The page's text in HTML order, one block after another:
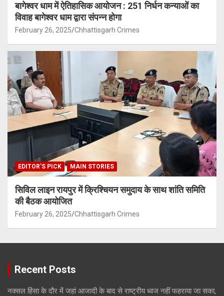
बागेश्वर धाम में ऐतिहासिक आयोजन : 251 निर्धन कन्याओं का
विवाह बागेश्वर धाम द्वारा संपन्न होगा
February 26, 2025 Chhattisgarh Crimes
EDITOR'S PICK MAIN STORIES
सिविल लाइन रायपुर में क्रिश्चियन समुदाय के साथ शांति समिति
की बैठक आयोजित
February 26, 2025 Chhattisgarh Crimes
Recent Posts
नक्सल हिंसा के दौर में जहां आजादी के बाद से राष्ट्रीय ध्वज नहीं फहराया जा सका,